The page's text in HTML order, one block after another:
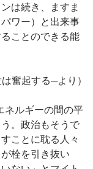
は続き、ますま
ワー）と出来事
ことのできる能
奮起する─より）
ネルギーの間の平
。政治もそうで
ことに耽る人々
栓を引き抜い